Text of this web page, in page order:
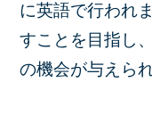
に英語で行われ
すことを目指し
の機会が与えら